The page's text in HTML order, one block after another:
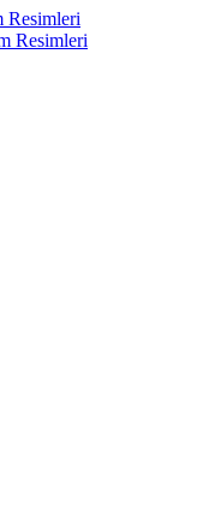
Resimleri
Resimleri